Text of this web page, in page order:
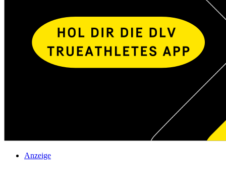
Anzeige